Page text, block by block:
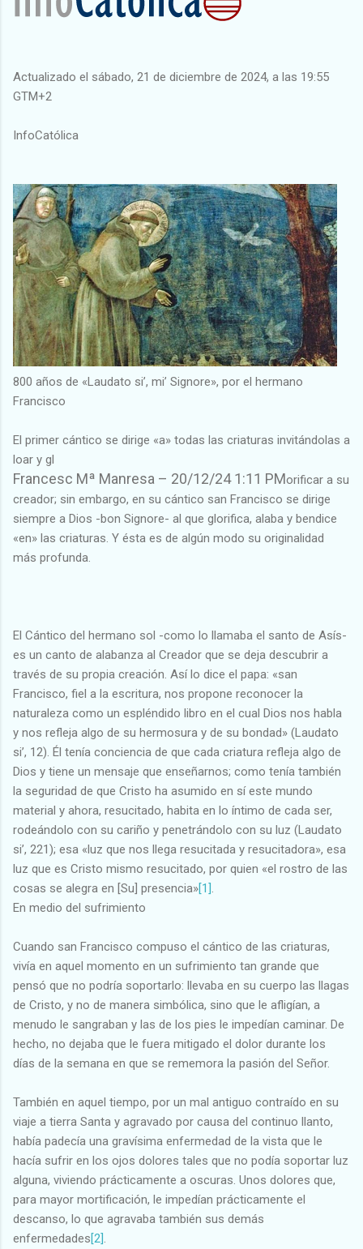
Actualizado el sábado, 21 de diciembre de 2024, a las 19:55
GTM+2
InfoCatólica
800 años de «Laudato si’, mi’ Signore», por el hermano
Francisco
El primer cántico se dirige «a» todas las criaturas invitándolas a
loar y gl
Francesc Mª Manresa – 20/12/24 1:11 PMorificar a su
creador; sin embargo, en su cántico san Francisco se dirige
siempre a Dios -bon Signore- al que glorifica, alaba y bendice
«en» las criaturas. Y ésta es de algún modo su originalidad
más profunda.
El Cántico del hermano sol -como lo llamaba el santo de Asís-
es un canto de alabanza al Creador que se deja descubrir a
través de su propia creación. Así lo dice el papa: «san
Francisco, fiel a la escritura, nos propone reconocer la
naturaleza como un espléndido libro en el cual Dios nos habla
y nos refleja algo de su hermosura y de su bondad» (Laudato
si’, 12). Él tenía conciencia de que cada criatura refleja algo de
Dios y tiene un mensaje que enseñarnos; como tenía también
la seguridad de que Cristo ha asumido en sí este mundo
material y ahora, resucitado, habita en lo íntimo de cada ser,
rodeándolo con su cariño y penetrándolo con su luz (Laudato
si’, 221); esa «luz que nos llega resucitada y resucitadora», esa
luz que es Cristo mismo resucitado, por quien «el rostro de las
cosas se alegra en [Su] presencia»[1]
En medio del sufrimiento
Cuando san Francisco compuso el cántico de las criaturas,
vivía en aquel momento en un sufrimiento tan grande que
pensó que no podría soportarlo: llevaba en su cuerpo las llagas
de Cristo, y no de manera simbólica, sino que le afligían, a
menudo le sangraban y las de los pies le impedían caminar. De
hecho, no dejaba que le fuera mitigado el dolor durante los
días de la semana en que se rememora la pasión del Señor.
También en aquel tiempo, por un mal antiguo contraído en su
viaje a tierra Santa y agravado por causa del continuo llanto,
había padecía una gravísima enfermedad de la vista que le
hacía sufrir en los ojos dolores tales que no podía soportar luz
alguna, viviendo prácticamente a oscuras. Unos dolores que,
para mayor mortificación, le impedían prácticamente el
descanso, lo que agravaba también sus demás
enfermedades[2]